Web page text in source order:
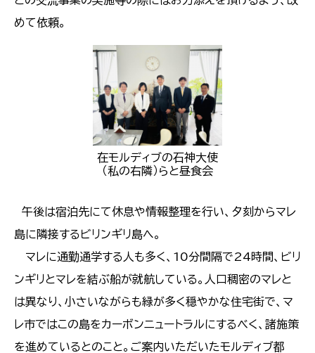
めて依頼。
在モルディブの石神大使
（私の右隣）らと昼食会
午後は宿泊先にて休息や情報整理を行い、夕刻からマレ
島に隣接するビリンギリ島へ。
マレに通勤通学する人も多く、10分間隔で24時間、ビリ
ンギリとマレを結ぶ船が就航している。人口稠密のマレと
は異なり、小さいながらも緑が多く穏やかな住宅街で、マ
レ市ではこの島をカーボンニュートラルにするべく、諸施策
を進めているとのこと。ご案内いただいたモルディブ都